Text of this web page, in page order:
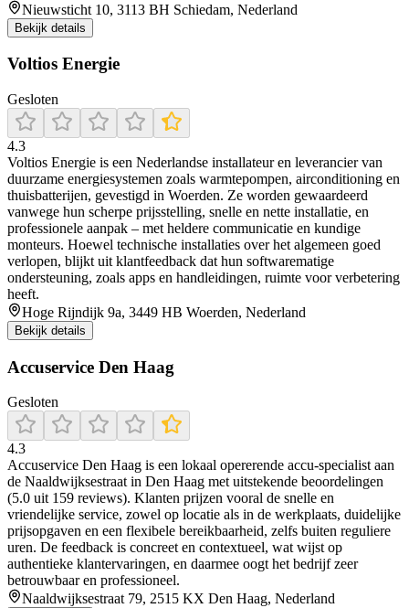
Nieuwsticht 10, 3113 BH Schiedam, Nederland
Bekijk details
Voltios Energie
Gesloten
4.3
Voltios Energie is een Nederlandse installateur en leverancier van
duurzame energiesystemen zoals warmtepompen, airconditioning en
thuisbatterijen, gevestigd in Woerden. Ze worden gewaardeerd
vanwege hun scherpe prijsstelling, snelle en nette installatie, en
professionele aanpak – met heldere communicatie en kundige
monteurs. Hoewel technische installaties over het algemeen goed
verlopen, blijkt uit klantfeedback dat hun softwarematige
ondersteuning, zoals apps en handleidingen, ruimte voor verbetering
heeft.
Hoge Rijndijk 9a, 3449 HB Woerden, Nederland
Bekijk details
Accuservice Den Haag
Gesloten
4.3
Accuservice Den Haag is een lokaal opererende accu‑specialist aan
de Naaldwijksestraat in Den Haag met uitstekende beoordelingen
(5.0 uit 159 reviews). Klanten prijzen vooral de snelle en
vriendelijke service, zowel op locatie als in de werkplaats, duidelijke
prijsopgaven en een flexibele bereikbaarheid, zelfs buiten reguliere
uren. De feedback is concreet en contextueel, wat wijst op
authentieke klantervaringen, en daarmee oogt het bedrijf zeer
betrouwbaar en professioneel.
Naaldwijksestraat 79, 2515 KX Den Haag, Nederland